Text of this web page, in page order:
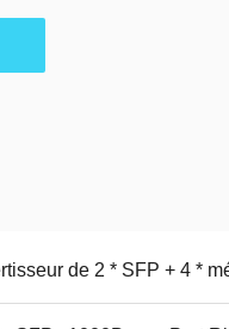
de 2 * SFP + 4 *